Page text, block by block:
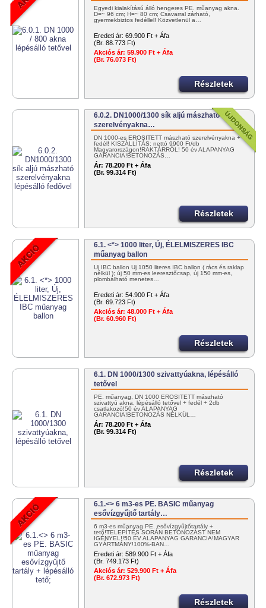
Egyedi kialakítású álló hengeres PE. műanyag akna.
D=~ 96 cm; H=~ 80 cm; Csavarral zárható,
gyermekbiztos fedéllel! Közvetlenül a…
Eredeti ár: 69.900 Ft + Áfa
(Br. 88.773 Ft)
Akciós ár: 59.900 Ft + Áfa
(Br. 76.073 Ft)
Részletek
6.0.2. DN1000/1300 sík aljú mászható
szerelvényakna…
DN 1000-es ERŐSÍTETT mászható szerelvényakna +
fedél! KISZÁLLÍTÁS: nettó 9900 Ft/db
Magyarországon!RAKTÁRRÓL! 50 év ALAPANYAG
GARANCIA!BETONOZÁS…
Ár: 78.200 Ft + Áfa
(Br. 99.314 Ft)
Részletek
6.1. <*> 1000 liter, Új, ÉLELMISZERES IBC
műanyag ballon
Új IBC ballon Új 1050 literes IBC ballon ( rács és raklap
nélkül ); új 50 mm-es leeresztőcsap, új 150 mm-es,
plombálható menetes…
Eredeti ár: 54.900 Ft + Áfa
(Br. 69.723 Ft)
Akciós ár: 48.000 Ft + Áfa
(Br. 60.960 Ft)
Részletek
6.1. DN 1000/1300 szivattyúakna, lépésálló
tetővel
PE. műanyag, DN 1000 ERŐSÍTETT mászható
szivattyú akna, lépésálló tetővel + fedél + 2db
csatlakozó!50 év ALAPANYAG
GARANCIA!BETONOZÁS NÉLKÜL…
Ár: 78.200 Ft + Áfa
(Br. 99.314 Ft)
Részletek
6.1.<> 6 m3-es PE. BASIC műanyag
esővízgyűjtő tartály…
6 m3-es műanyag PE. esővízgyűjtőtartály +
tető!TELEPÍTÉS SORÁN BETONOZÁST NEM
IGÉNYEL!!50 ÉV ALAPANYAG GARANCIA!MAGYAR
GYÁRTMÁNY!100%-BAN…
Eredeti ár: 589.900 Ft + Áfa
(Br. 749.173 Ft)
Akciós ár: 529.900 Ft + Áfa
(Br. 672.973 Ft)
Részletek